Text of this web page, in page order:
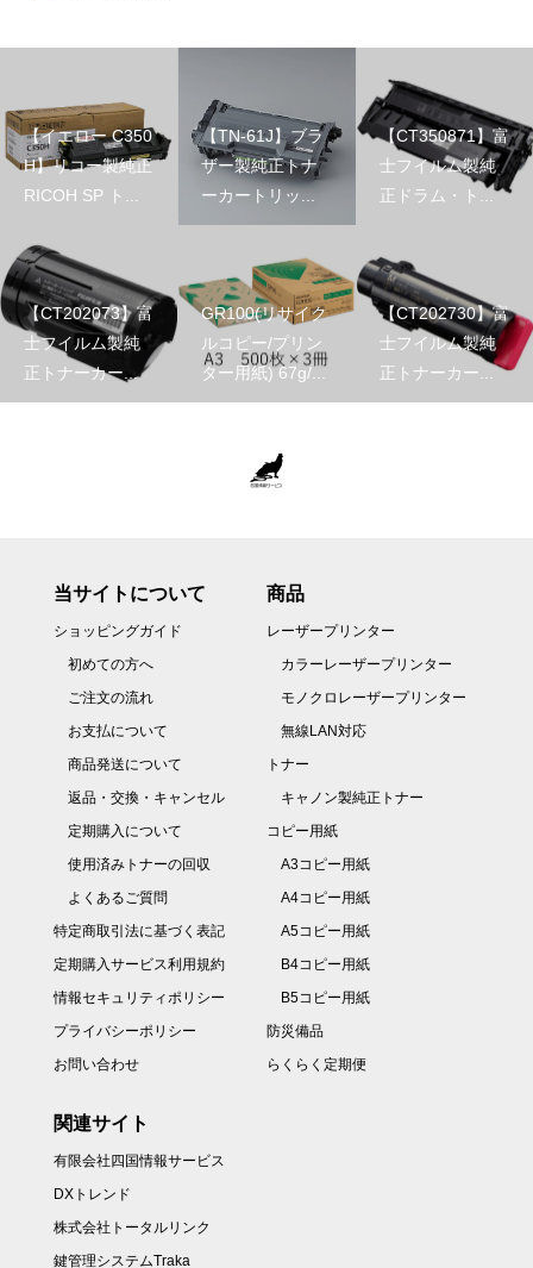
【イエロー C350
H】リコー製純正
RICOH SP ト...
【TN-61J】ブラ
ザー製純正トナ
ーカートリッ...
【CT350871】富
士フイルム製純
正ドラム・ト...
【CT202073】富
士フイルム製純
正トナーカー...
GR100(リサイク
ルコピー/プリン
ター用紙) 67g/...
【CT202730】富
士フイルム製純
正トナーカー...
当サイトについて
ショッピングガイド
初めての方へ
ご注文の流れ
お支払について
商品発送について
返品・交換・キャンセル
定期購入について
使用済みトナーの回収
よくあるご質問
特定商取引法に基づく表記
定期購入サービス利用規約
情報セキュリティポリシー
プライバシーポリシー
お問い合わせ
商品
レーザープリンター
カラーレーザープリンター
モノクロレーザープリンター
無線LAN対応
トナー
キャノン製純正トナー
コピー用紙
A3コピー用紙
A4コピー用紙
A5コピー用紙
B4コピー用紙
B5コピー用紙
防災備品
らくらく定期便
関連サイト
有限会社四国情報サービス
DXトレンド
株式会社トータルリンク
鍵管理システムTraka